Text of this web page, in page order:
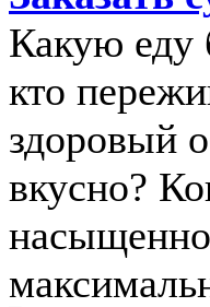
Какую еду
кто
здоровый
вкусно?